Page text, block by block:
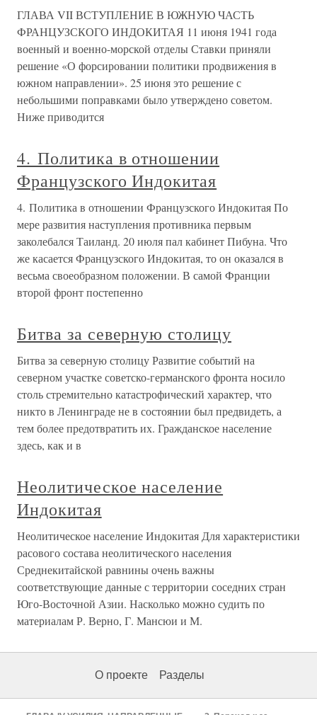
ГЛАВА VII ВСТУПЛЕНИЕ В ЮЖНУЮ ЧАСТЬ
ФРАНЦУЗСКОГО ИНДОКИТАЯ 11 июня 1941 года
военный и военно-морской отделы Ставки приняли
решение «О форсировании политики продвижения в
южном направлении». 25 июня это решение с
небольшими поправками было утверждено советом.
Ниже приводится
4. Политика в отношении
Французского Индокитая
4. Политика в отношении Французского Индокитая По
мере развития наступления противника первым
заколебался Таиланд. 20 июля пал кабинет Пибуна. Что
же касается Французского Индокитая, то он оказался в
весьма своеобразном положении. В самой Франции
второй фронт постепенно
Битва за северную столицу
Битва за северную столицу Развитие событий на
северном участке советско-германского фронта носило
столь стремительно катастрофический характер, что
никто в Ленинграде не в состоянии был предвидеть, а
тем более предотвратить их. Гражданское население
здесь, как и в
Неолитическое население
Индокитая
Неолитическое население Индокитая Для характеристики
расового состава неолитического населения
Среднекитайской равнины очень важны
соответствующие данные с территории соседних стран
Юго-Восточной Азии. Насколько можно судить по
материалам Р. Верно, Г. Мансюи и М.
О проекте Разделы